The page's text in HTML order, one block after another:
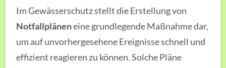
Im Gewässerschutz stellt die Erstellung von
Notfallpläneneine grundlegende Maßnahme dar,
um auf unvorhergesehene Ereignisse schnell und
effizient reagieren zu können. Solche Pläne